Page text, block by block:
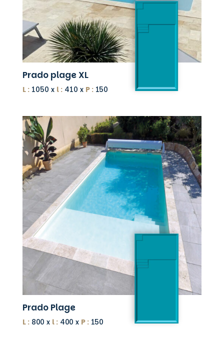
Prado plage XL
L :1050 x l :410 x P :150
Prado Plage
L :800 x l :400 x P :150